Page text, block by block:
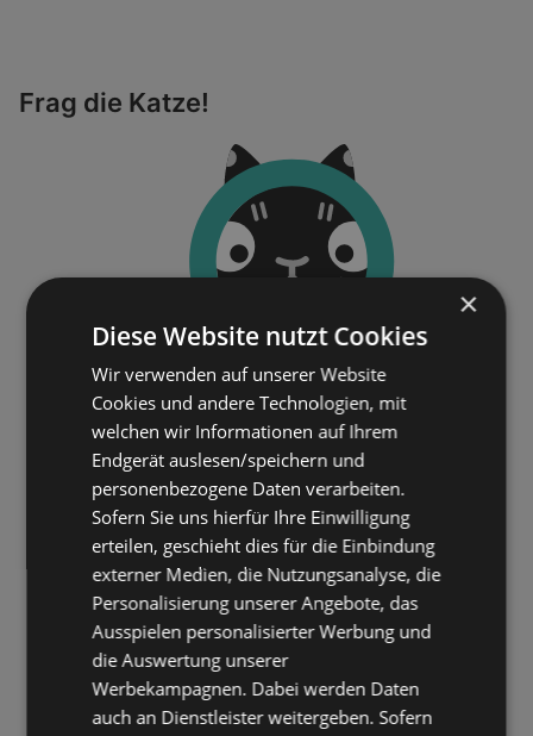
Frag die Katze!
×
Diese Website nutzt Cookies
Wir verwenden auf unserer Website
Cookies und andere Technologien, mit
welchen wir Informationen auf Ihrem
Endgerät auslesen/speichern und
personenbezogene Daten verarbeiten.
Sofern Sie uns hierfür Ihre Einwilligung
erteilen, geschieht dies für die Einbindung
externer Medien, die Nutzungsanalyse, die
Personalisierung unserer Angebote, das
Ausspielen personalisierter Werbung und
die Auswertung unserer
Werbekampagnen. Dabei werden Daten
auch an Dienstleister weitergeben. Sofern